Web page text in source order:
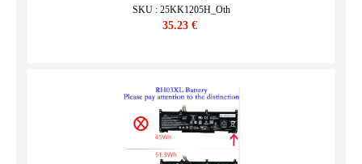
SKU : 25KK1205H_Oth
35.23 €